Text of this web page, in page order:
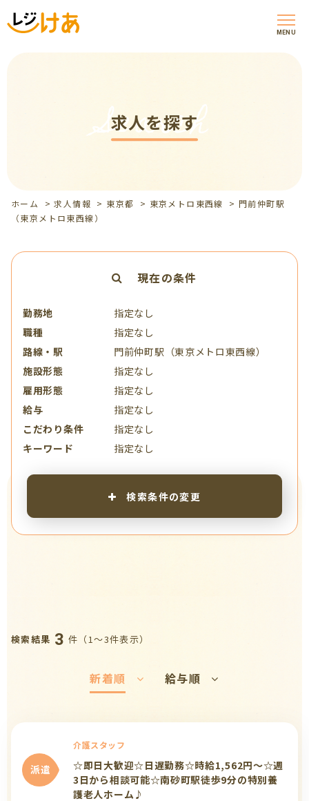
MENU
求人を探す
Search
ホーム >求人情報 > 東京都 > 東京メトロ東西線 > 門前仲町駅
（東京メトロ東西線）
現在の条件
勤務地
指定なし
職種
指定なし
路線・駅
門前仲町駅（東京メトロ東西線）
施設形態
指定なし
雇用形態
指定なし
給与
指定なし
こだわり条件
指定なし
キーワード
指定なし
検索条件の変更
検索結果 3 件（1〜3件表示）
新着順 給与順
派遣
介護スタッフ
☆即日大歓迎☆日遅勤務☆時給1,562円～☆週
3日から相談可能☆南砂町駅徒歩9分の特別養
護老人ホーム♪